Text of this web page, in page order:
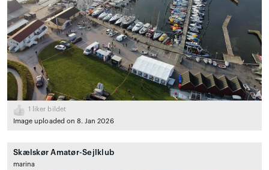
1
liker bildet
Image uploaded on 8. Jan 2026
Skælskør Amatør-Sejlklub
marina